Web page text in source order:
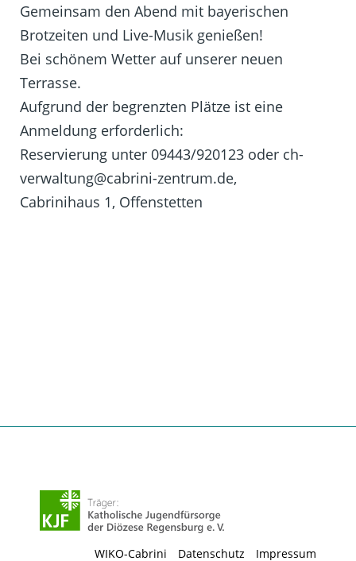
Gemeinsam den Abend mit bayerischen
Brotzeiten und Live-Musik genießen!
Bei schönem Wetter auf unserer neuen
Terrasse.
Aufgrund der begrenzten Plätze ist eine
Anmeldung erforderlich:
Reservierung unter 09443/920123 oder ch-
verwaltung@cabrini-zentrum.de,
Cabrinihaus 1, Offenstetten
Impressum
Datenschutz
WIKO-Cabrini